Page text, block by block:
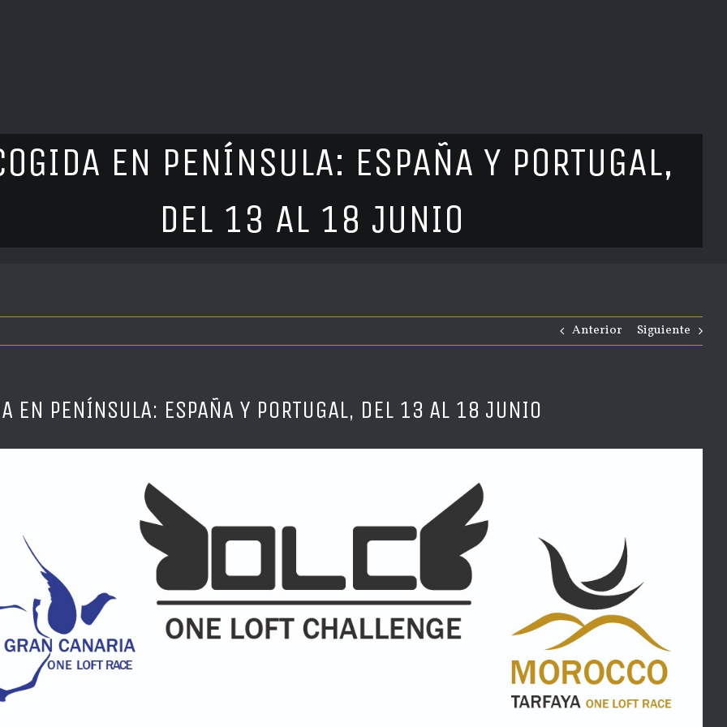
EN PENÍNSULA: ESPAÑA Y PORTUGAL,
DEL 13 AL 18 JUNIO
Anterior Siguiente
EN PENÍNSULA: ESPAÑA Y PORTUGAL, DEL 13 AL 18 JUNIO